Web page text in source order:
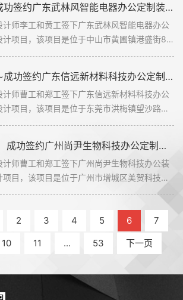
解，之前也合作过几家，因此是非常熟悉客户
。设计团队从灯光方面入手，为其打造出一个
具有灯光效果的办公室装修设计空间。
报~成功签约广东武林风智能电器办公定制装修项目
计师李工和黄工签下广东武林风智能电器办公
计项目，该项目是位于中山市黄圃镇港盛街8
点所在，设计团队采用独特的设计手法，从空
智能家具电器入手，为客户创造了一个独树一
公室装修设计空间。#广州装修公司#
喜报~成功签约广东信远新材料科技办公定制装修项目
计师曹工和郑工签下广东信远新材料科技办公
计项目，该项目是位于东莞市洪梅镇望沙路
公室装修设计空间，设计团队需要从空间动线
间布局来进行着手，力求为客户创建一个独特
室装修设计空间。
喜讯！成功签约广州尚尹生物科技办公定制装修项目
计师曹工和郑工签下广州尚尹生物科技办公装
项目，该项目是位于广州市增城区美贺科技
项目是生物科技行业，需要对整个办公室装修
间的动线以及功能区域进行一个非常详细的规
提供整体的工作效率，设计团队针对客户的这
，深入了解客户员工的实际需求，结合办公室
计空间，打造出一个独特且高效的办公室装修
2 3 4 5 6
7
10 11 ... 53 下一页